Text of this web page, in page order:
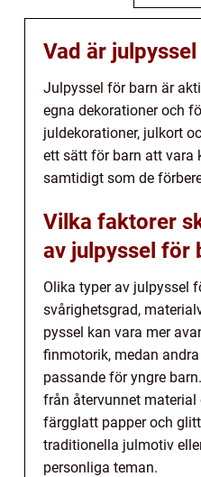
Vad är
Julpyssel för barn är
egna dekorationer och
juldekorationer, julkort
ett sätt för barn att vara
samtidigt som de
Vilka faktorer
av julpyssel för
Olika typer av julpyssel
svårighetsgrad,
pyssel kan vara mer
finmotorik, medan
passande för yngre
från återvunnet material
färgglatt papper och
traditionella julmotiv
personliga teman.